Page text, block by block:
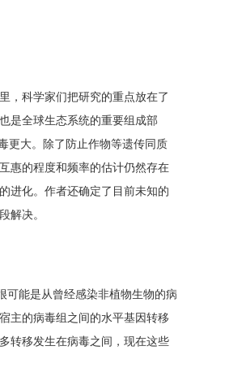
，科学家们把研究的重点放在了
是全球生态系统的重要组成部
更大。除了防止作物等遗传同质
惠的程度和频率的估计仍然存在
进化。作者还确定了目前未知的
解决。
可能是从曾经感染非植物生物的病
主的病毒组之间的水平基因转移
转移发生在病毒之间，现在这些